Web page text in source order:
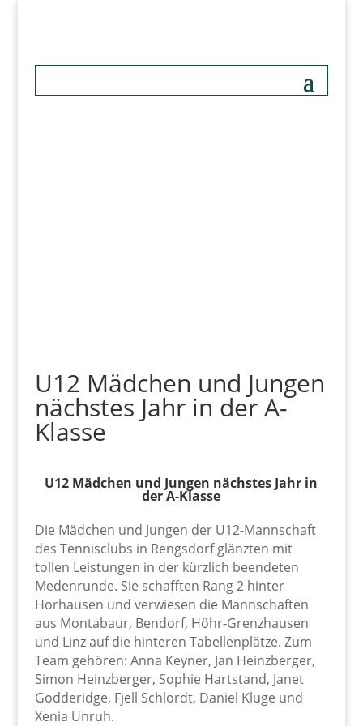
U12 Mädchen und Jungen
nächstes Jahr in der A-
Klasse
U12 Mädchen und Jungen nächstes Jahr in
der A-Klasse
Die Mädchen und Jungen der U12-Mannschaft
des Tennisclubs in Rengsdorf glänzten mit
tollen Leistungen in der kürzlich beendeten
Medenrunde. Sie schafften Rang 2 hinter
Horhausen und verwiesen die Mannschaften
aus Montabaur, Bendorf, Höhr-Grenzhausen
und Linz auf die hinteren Tabellenplätze. Zum
Team gehören: Anna Keyner, Jan Heinzberger,
Simon Heinzberger, Sophie Hartstand, Janet
Godderidge, Fjell Schlordt, Daniel Kluge und
Xenia Unruh.